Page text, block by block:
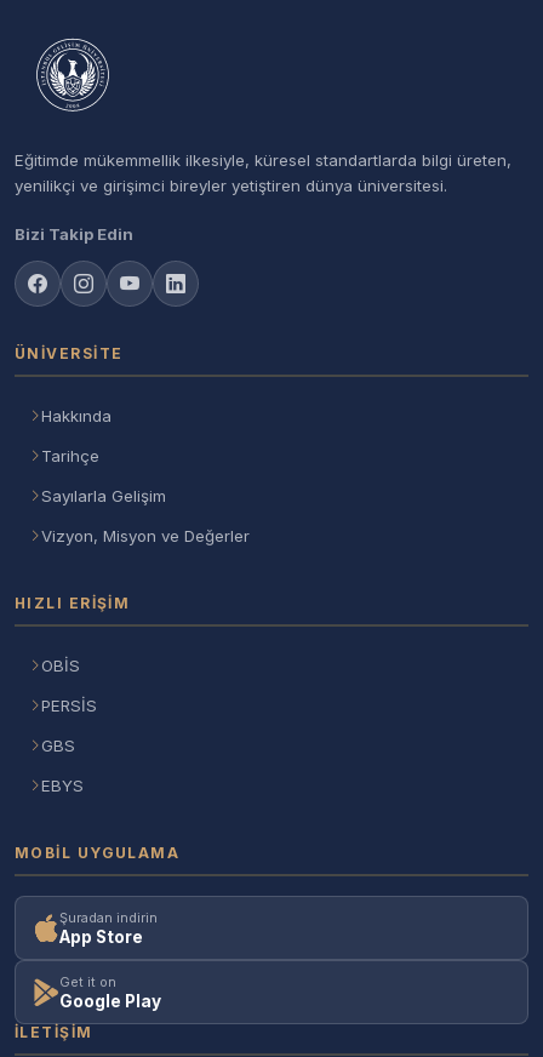
Eğitimde mükemmellik ilkesiyle, küresel standartlarda bilgi üreten,
yenilikçi ve girişimci bireyler yetiştiren dünya üniversitesi.
Bizi Takip Edin
ÜNIVERSITE
Hakkında
Tarihçe
Sayılarla Gelişim
Vizyon, Misyon ve Değerler
HIZLI ERIŞIM
OBİS
PERSİS
GBS
EBYS
MOBIL UYGULAMA
Şuradan indirin
App Store
Get it on
Google Play
İLETIŞIM